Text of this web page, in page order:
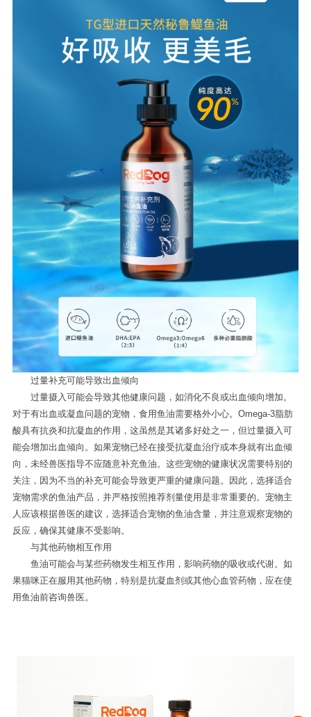
过量补充可能导致出血倾向
过量摄入可能会导致其他健康问题，如消化不良或出血倾向增加。
对于有出血或凝血问题的宠物，食用鱼油需要格外小心。Omega-3脂肪
酸具有抗炎和抗凝血的作用，这虽然是其诸多好处之一，但过量摄入可
能会增加出血倾向。如果宠物已经在接受抗凝血治疗或本身就有出血倾
向，未经兽医指导不应随意补充鱼油。这些宠物的健康状况需要特别的
关注，因为不当的补充可能会导致更严重的健康问题。因此，选择适合
宠物需求的鱼油产品，并严格按照推荐剂量使用是非常重要的。宠物主
人应该根据兽医的建议，选择适合宠物的鱼油含量，并注意观察宠物的
反应，确保其健康不受影响。
与其他药物相互作用
鱼油可能会与某些药物发生相互作用，影响药物的吸收或代谢。如
果猫咪正在服用其他药物，特别是抗凝血剂或其他心血管药物，应在使
用鱼油前咨询兽医。